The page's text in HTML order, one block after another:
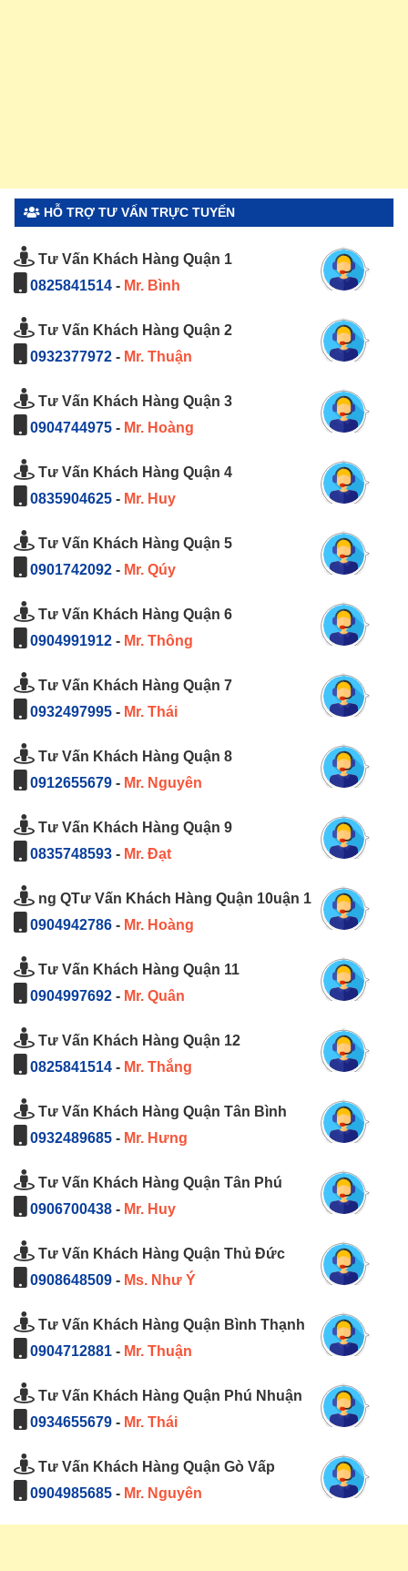
HỖ TRỢ TƯ VẤN TRỰC TUYẾN
Tư Vấn Khách Hàng Quận 1
0825841514 - Mr. Bình
Tư Vấn Khách Hàng Quận 2
0932377972 - Mr. Thuận
Tư Vấn Khách Hàng Quận 3
0904744975 - Mr. Hoàng
Tư Vấn Khách Hàng Quận 4
0835904625 - Mr. Huy
Tư Vấn Khách Hàng Quận 5
0901742092 - Mr. Qúy
Tư Vấn Khách Hàng Quận 6
0904991912 - Mr. Thông
Tư Vấn Khách Hàng Quận 7
0932497995 - Mr. Thái
Tư Vấn Khách Hàng Quận 8
0912655679 - Mr. Nguyên
Tư Vấn Khách Hàng Quận 9
0835748593 - Mr. Đạt
ng QTư Vấn Khách Hàng Quận 10uận 1
0904942786 - Mr. Hoàng
Tư Vấn Khách Hàng Quận 11
0904997692 - Mr. Quân
Tư Vấn Khách Hàng Quận 12
0825841514 - Mr. Thắng
Tư Vấn Khách Hàng Quận Tân Bình
0932489685 - Mr. Hưng
Tư Vấn Khách Hàng Quận Tân Phú
0906700438 - Mr. Huy
Tư Vấn Khách Hàng Quận Thủ Đức
0908648509 - Ms. Như Ý
Tư Vấn Khách Hàng Quận Bình Thạnh
0904712881 - Mr. Thuận
Tư Vấn Khách Hàng Quận Phú Nhuận
0934655679 - Mr. Thái
Tư Vấn Khách Hàng Quận Gò Vấp
0904985685 - Mr. Nguyên